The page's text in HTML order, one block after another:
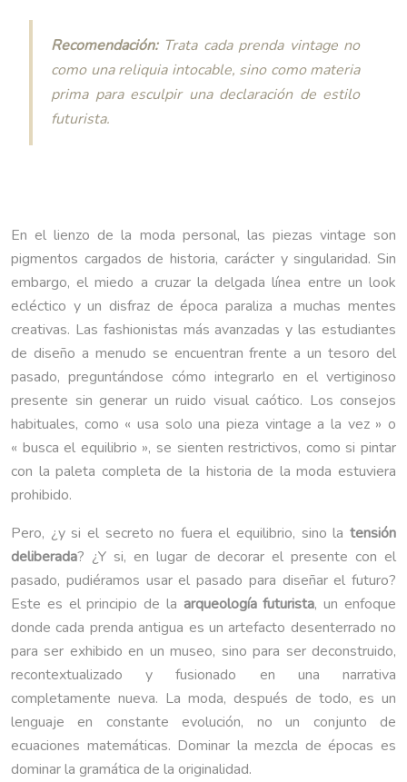
Recomendación:Trata cada prenda vintage no
como una reliquia intocable, sino como materia
prima para esculpir una declaración de estilo
futurista.
En el lienzo de la moda personal, las piezas vintage son
pigmentos cargados de historia, carácter y singularidad. Sin
embargo, el miedo a cruzar la delgada línea entre un look
ecléctico y un disfraz de época paraliza a muchas mentes
creativas. Las fashionistas más avanzadas y las estudiantes
de diseño a menudo se encuentran frente a un tesoro del
pasado, preguntándose cómo integrarlo en el vertiginoso
presente sin generar un ruido visual caótico. Los consejos
habituales, como « usa solo una pieza vintage a la vez » o
« busca el equilibrio », se sienten restrictivos, como si pintar
con la paleta completa de la historia de la moda estuviera
prohibido.
Pero, ¿y si el secreto no fuera el equilibrio, sino la tensión
deliberada? ¿Y si, en lugar de decorar el presente con el
pasado, pudiéramos usar el pasado para diseñar el futuro?
Este es el principio de la arqueología futurista, un enfoque
donde cada prenda antigua es un artefacto desenterrado no
para ser exhibido en un museo, sino para ser deconstruido,
recontextualizado y fusionado en una narrativa
completamente nueva. La moda, después de todo, es un
lenguaje en constante evolución, no un conjunto de
ecuaciones matemáticas. Dominar la mezcla de épocas es
dominar la gramática de la originalidad.